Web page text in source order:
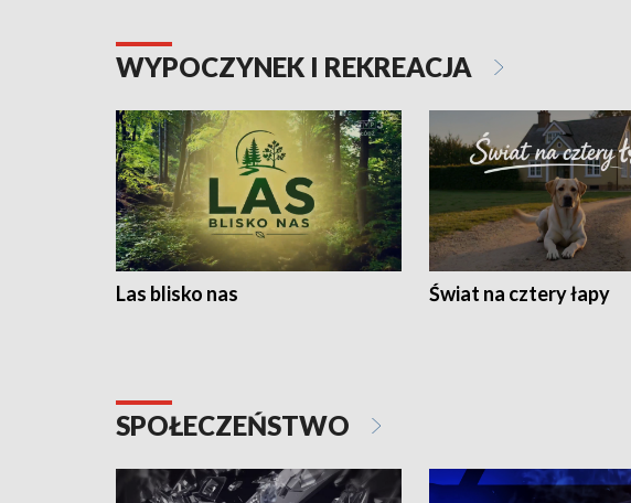
WYPOCZYNEK I REKREACJA
Las blisko nas Świat na cztery łapy
SPOŁECZEŃSTWO